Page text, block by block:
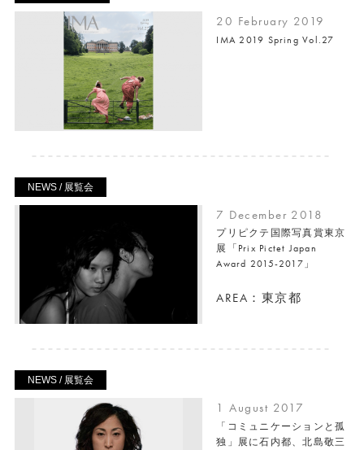
20 February 2019
IMA 2019 Spring Vol.27
NEWS / 展覧会
7 December 2018
プリピクテ国際写真賞東京
展「Prix Pictet Japan
Award 2015-2017」
AREA：東京都
NEWS / 展覧会
1 August 2017
「コミュニケーションと孤
独」展に石内都、北島敬三